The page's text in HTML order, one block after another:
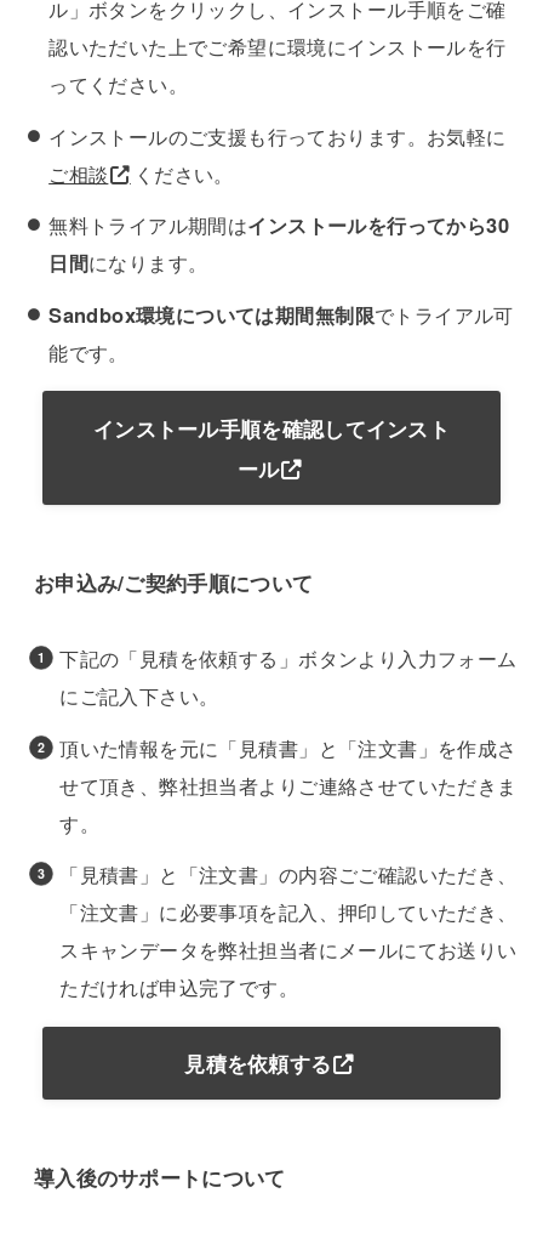
ル」ボタンをクリックし、インストール手順をご確
認いただいた上でご希望に環境にインストールを行
ってください。
インストールのご支援も行っております。お気軽に
ご相談
ください。
無料トライアル期間はインストールを行ってから30
日間になります。
Sandbox環境については期間無制限でトライアル可
能です。
インストール手順を確認してインスト
ール
お申込み/ご契約手順について
下記の「見積を依頼する」ボタンより入力フォーム
にご記入下さい。
頂いた情報を元に「見積書」と「注文書」を作成さ
せて頂き、弊社担当者よりご連絡させていただきま
す。
「見積書」と「注文書」の内容ごご確認いただき、
「注文書」に必要事項を記入、押印していただき、
スキャンデータを弊社担当者にメールにてお送りい
ただければ申込完了です。
見積を依頼する
導入後のサポートについて